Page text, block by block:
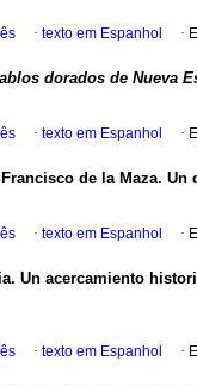
· texto em Espanhol ·
dorados de Nueva
· texto em Espanhol ·
de la Maza. Un
· texto em Espanhol ·
Un acercamiento
· texto em Espanhol ·